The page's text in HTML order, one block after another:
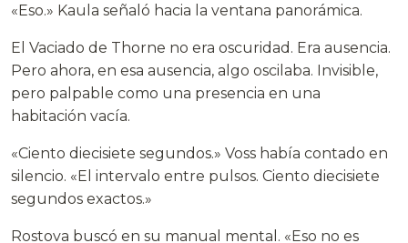
«Eso.» Kaula señaló hacia la ventana panorámica.
El Vaciado de Thorne no era oscuridad. Era ausencia.
Pero ahora, en esa ausencia, algo oscilaba. Invisible,
pero palpable como una presencia en una
habitación vacía.
«Ciento diecisiete segundos.» Voss había contado en
silencio. «El intervalo entre pulsos. Ciento diecisiete
segundos exactos.»
Rostova buscó en su manual mental. «Eso no es